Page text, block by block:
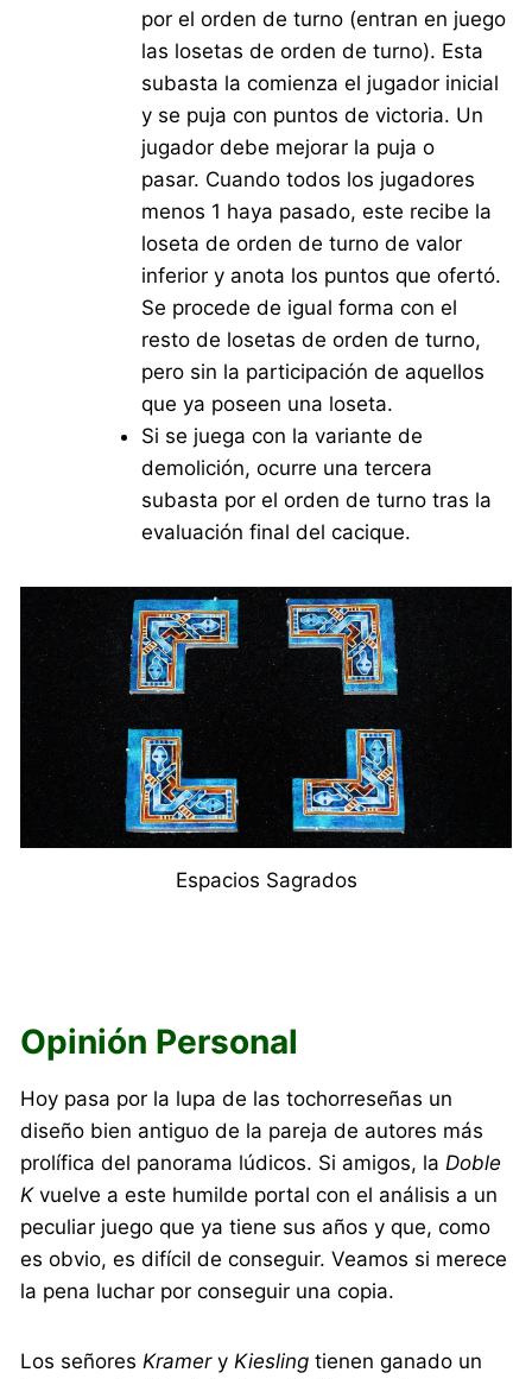
por el orden de turno (entran en juego
las losetas de orden de turno). Esta
subasta la comienza el jugador inicial
y se puja con puntos de victoria. Un
jugador debe mejorar la puja o
pasar. Cuando todos los jugadores
menos 1 haya pasado, este recibe la
loseta de orden de turno de valor
inferior y anota los puntos que ofertó.
Se procede de igual forma con el
resto de losetas de orden de turno,
pero sin la participación de aquellos
que ya poseen una loseta.
Si se juega con la variante de
demolición, ocurre una tercera
subasta por el orden de turno tras la
evaluación final del cacique.
Espacios Sagrados
Opinión Personal
Hoy pasa por la lupa de las tochorreseñas un
diseño bien antiguo de la pareja de autores más
prolífica del panorama lúdicos. Si amigos, la Doble
Kvuelve a este humilde portal con el análisis a un
peculiar juego que ya tiene sus años y que, como
es obvio, es difícil de conseguir. Veamos si merece
la pena luchar por conseguir una copia.
Los señores Kramery Kiesling tienen ganado un